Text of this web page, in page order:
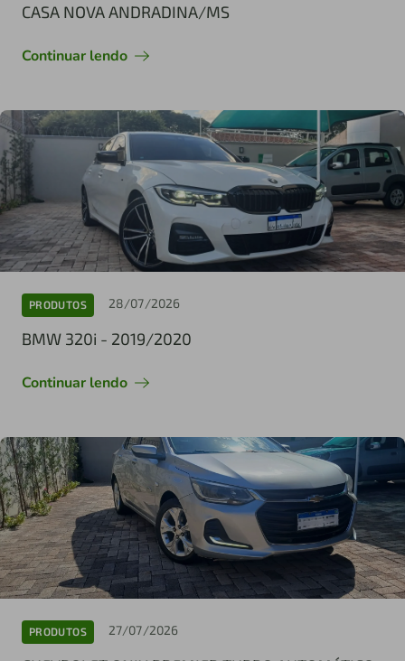
CASA NOVA ANDRADINA/MS
Continuar lendo
PRODUTOS 28/07/2026
BMW 320i - 2019/2020
Continuar lendo
PRODUTOS 27/07/2026